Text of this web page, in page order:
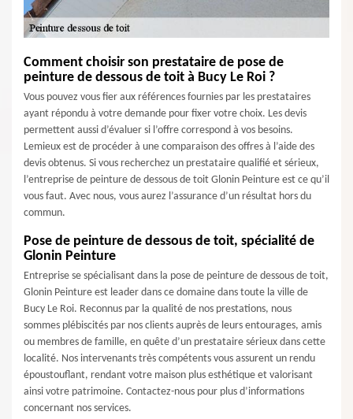
Comment choisir son prestataire de pose de
peinture de dessous de toit à Bucy Le Roi ?
Vous pouvez vous fier aux références fournies par les prestataires
ayant répondu à votre demande pour fixer votre choix. Les devis
permettent aussi d’évaluer si l’offre correspond à vos besoins.
Lemieux est de procéder à une comparaison des offres à l’aide des
devis obtenus. Si vous recherchez un prestataire qualifié et sérieux,
l’entreprise de peinture de dessous de toit Glonin Peinture est ce qu’il
vous faut. Avec nous, vous aurez l’assurance d’un résultat hors du
commun.
Pose de peinture de dessous de toit, spécialité de
Glonin Peinture
Entreprise se spécialisant dans la pose de peinture de dessous de toit,
Glonin Peinture est leader dans ce domaine dans toute la ville de
Bucy Le Roi. Reconnus par la qualité de nos prestations, nous
sommes plébiscités par nos clients auprès de leurs entourages, amis
ou membres de famille, en quête d’un prestataire sérieux dans cette
localité. Nos intervenants très compétents vous assurent un rendu
époustouflant, rendant votre maison plus esthétique et valorisant
ainsi votre patrimoine. Contactez-nous pour plus d’informations
concernant nos services.